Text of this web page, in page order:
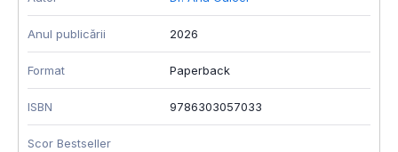
Anul publicării 2026
Format Paperback
ISBN 9786303057033
Scor Bestseller